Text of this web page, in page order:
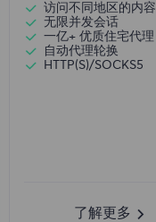
访问不同地区的内容
无限并发会话
一亿+ 优质住宅代理
自动代理轮换
HTTP(S)/SOCKS5
了解更多